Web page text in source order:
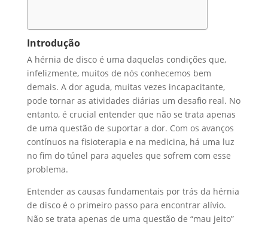
Introdução
A hérnia de disco é uma daquelas condições que,
infelizmente, muitos de nós conhecemos bem
demais. A dor aguda, muitas vezes incapacitante,
pode tornar as atividades diárias um desafio real. No
entanto, é crucial entender que não se trata apenas
de uma questão de suportar a dor. Com os avanços
contínuos na fisioterapia e na medicina, há uma luz
no fim do túnel para aqueles que sofrem com esse
problema.
Entender as causas fundamentais por trás da hérnia
de disco é o primeiro passo para encontrar alívio.
Não se trata apenas de uma questão de “mau jeito”